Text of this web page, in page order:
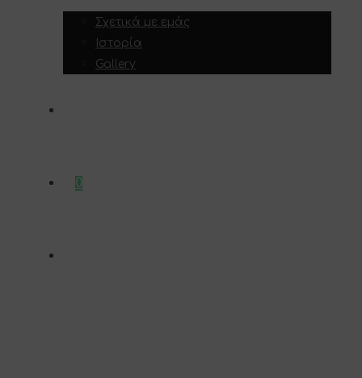
Σχετικά με εμάς
Ιστορία
Gallery
0